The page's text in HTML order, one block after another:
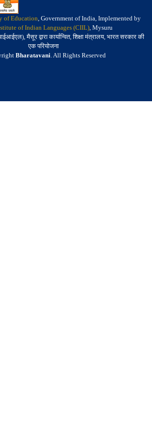
of Education, Government of India, Implemented by
of Indian Languages (CIIL), Mysuru
मैसूर द्वारा कार्यान्वित, शिक्षा मंत्रालय, भारत सरकार की
एक परियोजना
Bharatavani. All Rights Reserved